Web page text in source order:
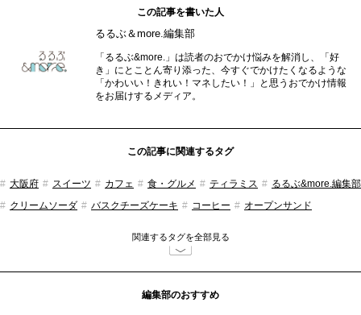
この記事を書いた人
るるぶ＆more.編集部
「るるぶ&more.」は読者のおでかけ悩みを解消し、「好
き」にとことん寄り添った、今すぐでかけたくなるような
「かわいい！きれい！マネしたい！」と思うおでかけ情報
をお届けするメディア。
この記事に関連するタグ
大阪府 スイーツ カフェ 食・グルメ ティラミス
るるぶ&more.編集部
クリームソーダ
バスクチーズケーキ コーヒー
オープンサンド
関連するタグを全部見る
編集部のおすすめ